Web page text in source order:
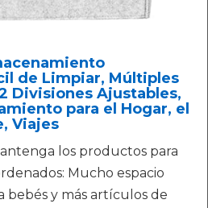
de Limpiar, Múltiples
Divisiones Ajustables,
para el Hogar, el
Viajes
los productos para
Mucho espacio
bebés y más artículos de